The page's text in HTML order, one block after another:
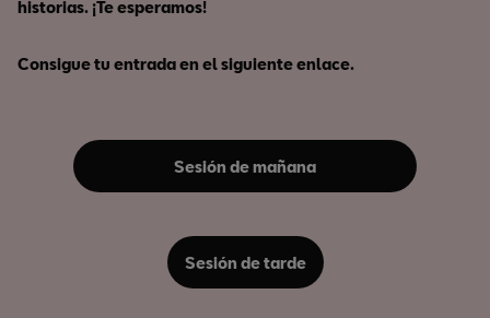
historias. ¡Te esperamos!
Consigue tu entrada en el siguiente enlace.
Sesión de mañana
Sesión de tarde